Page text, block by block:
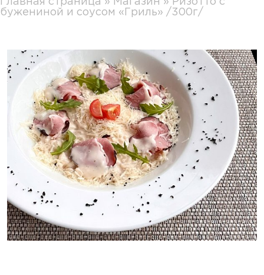
бужениной и соусом «Гриль» /300г/